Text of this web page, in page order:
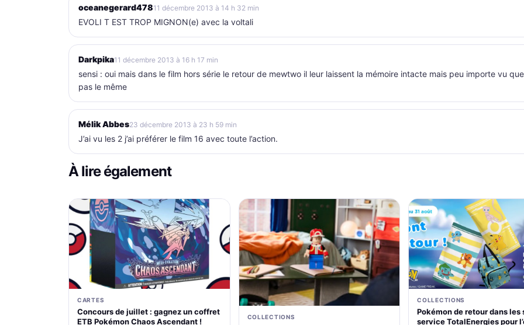
oceanegerard47811 décembre 2013 à 14 h 32 min
EVOLI T EST TROP MIGNON(e) avec la voltali
Darkpika11 décembre 2013 à 16 h 17 min
sensi : oui mais dans le film hors série le retour de mewtwo il leur laissent la mémoire intacte mais peu importe vu que
pas le même
Mélik Abbes23 décembre 2013 à 23 h 59 min
J’ai vu les 2 j’ai préférer le film 16 avec toute l’action.
À lire également
CARTES
Concours de juillet : gagnez un coffret
ETB Pokémon Chaos Ascendant !
COLLECTIONS
COLLECTIONS
Pokémon de retour dans
service TotalEnergies pour